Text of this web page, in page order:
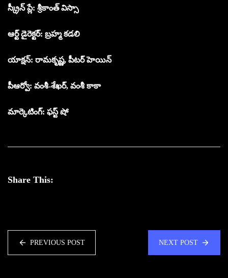
స్క్రీన్ ప్లే: శ్రీకాంత్ విస్సా
ఆర్ట్ డైరెక్టర్: బ్రహ్మ కడలి
యాక్షన్: రామకృష్ణ, పీటర్ హెయిన్
పీఆర్వో: వంశీ-శేఖర్, వంశీ కాకా
మార్కెటింగ్: ఫస్ట్ షో
Share This:
PREVIOUS POST NEXT POST